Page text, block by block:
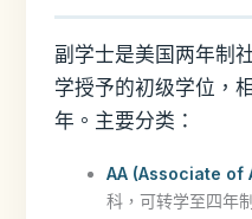
副学士是美国两年制
学授予的初级学位，
年。主要分类：
AA (Associate of
科，可转学至四年